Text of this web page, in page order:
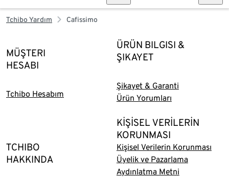
Tchibo Yardım Cafissimo
MÜŞTERI
HESABI
Tchibo Hesabım
ÜRÜN BILGISI &
ŞIKAYET
Şikayet & Garanti
Ürün Yorumları
TCHIBO
HAKKINDA
KİŞİSEL VERİLERİN
KORUNMASI
Kişisel Verilerin Korunması
Üyelik ve Pazarlama
Aydınlatma Metni